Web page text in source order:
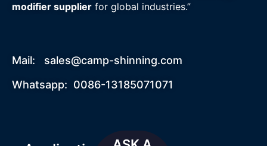
modifier supplier for global industries.”
Mail: sales@camp-shinning.com
Whatsapp: 0086-13185071071